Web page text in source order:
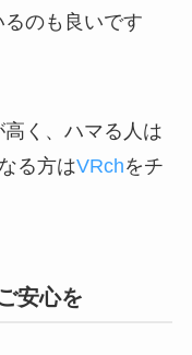
のも良いです
く、ハマる人は
る方はVRchをチ
安心を